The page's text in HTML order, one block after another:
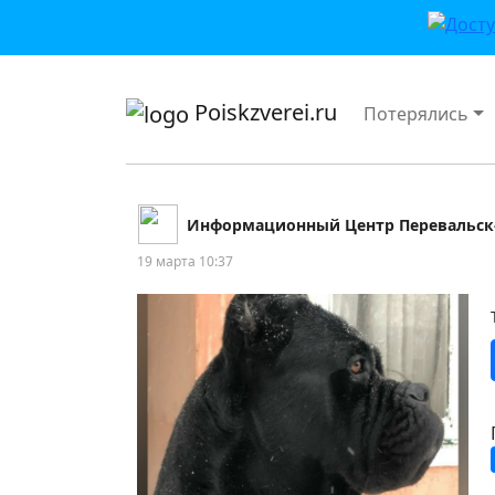
Poiskzverei.ru Потерялись
Информационный Центр
19 марта 10:37